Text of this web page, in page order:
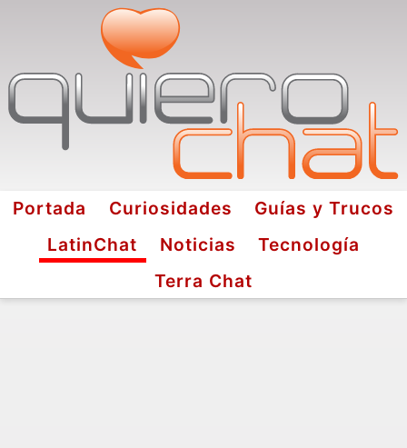
Portada Curiosidades
Guías y Trucos
LatinChat
Noticias
Tecnología
Terra Chat